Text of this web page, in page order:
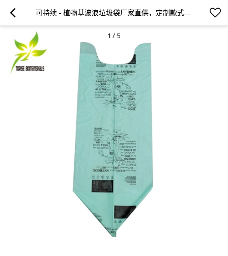
可持续 - 植物基波浪垃圾袋厂家直供，定制款式，大批量折扣
1 / 5